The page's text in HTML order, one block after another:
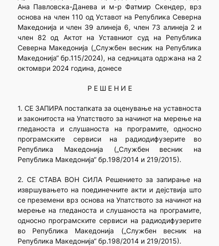
Ана Павловска-Данева и м-р Фатмир Скендер, врз
основа на член 110 од Уставот на Република Северна
Македонија и член 39 алинеја 6, член 73 алинеја 2 и
член 82 од Актот на Уставниот суд на Република
Северна Македонија („Службен весник на Република
Македонија“ бр.115/2024), на седницата одржана на 2
октомври 2024 година, донесе
Р Е Ш Е Н И Е
1. СЕ ЗАПИРА постапката за оценување на уставноста
и законитоста на Упатството за начинот на мерење на
гледаноста и слушаноста на програмите, односно
програмските сервиси на радиодифузерите во
Република Македонија („Службен весник на
Република Македонија“ бр.198/2014 и 219/2015).
2. СЕ СТАВА ВОН СИЛА Решението за запирање на
извршувањето на поединечните акти и дејствија што
се преземени врз основа на Упатството за начинот на
мерење на гледаноста и слушаноста на програмите,
односно програмските сервиси на радиодифузерите
во Република Македонија („Службен весник на
Република Македонија“ бр.198/2014 и 219/2015).